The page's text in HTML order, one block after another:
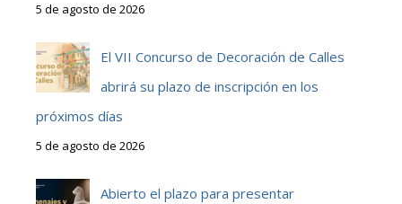
5 de agosto de 2026
El VII Concurso de Decoración de Calles
abrirá su plazo de inscripción en los
próximos días
5 de agosto de 2026
Abierto el plazo para presentar